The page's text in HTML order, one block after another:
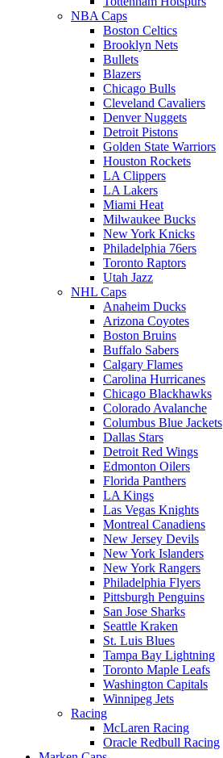
NBA Caps
Boston Celtics
Brooklyn Nets
Bullets
Blazers
Chicago Bulls
Cleveland Cavaliers
Denver Nuggets
Detroit Pistons
Golden State Warriors
Houston Rockets
LA Clippers
LA Lakers
Miami Heat
Milwaukee Bucks
New York Knicks
Philadelphia 76ers
Toronto Raptors
Utah Jazz
NHL Caps
Anaheim Ducks
Arizona Coyotes
Boston Bruins
Buffalo Sabers
Calgary Flames
Carolina Hurricanes
Chicago Blackhawks
Colorado Avalanche
Columbus Blue Jackets
Dallas Stars
Detroit Red Wings
Edmonton Oilers
Florida Panthers
LA Kings
Las Vegas Knights
Montreal Canadiens
New Jersey Devils
New York Islanders
New York Rangers
Philadelphia Flyers
Pittsburgh Penguins
San Jose Sharks
Seattle Kraken
St. Luis Blues
Tampa Bay Lightning
Toronto Maple Leafs
Washington Capitals
Winnipeg Jets
Racing
McLaren Racing
Oracle Redbull Racing